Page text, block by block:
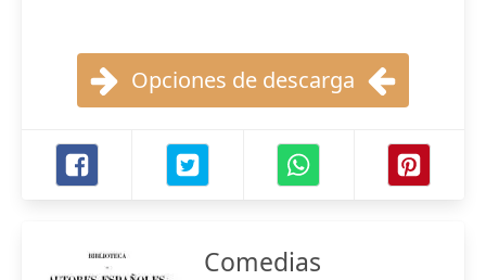
Opciones de descarga
Comedias